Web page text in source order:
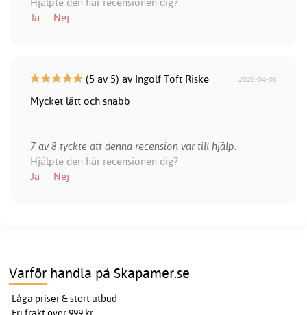
Hjälpte den här recensionen dig?
Ja
Nej
(5 av 5) av Ingolf Toft Riske 2026-04-06
Mycket lätt och snabb
7 av 8 tyckte att denna recension var till hjälp.
Hjälpte den här recensionen dig?
Ja
Nej
Varför handla på Skapamer.se
Låga priser & stort utbud